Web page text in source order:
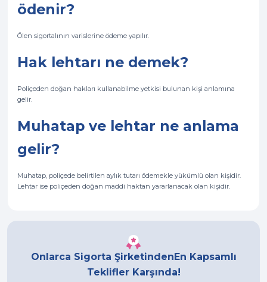
Onlarca Sigorta ŞirketindenEn Kapsamlı
Teklifler Karşında!
ödenir?
Ölen sigortalının varislerine ödeme yapılır.
Hak lehtarı ne demek?
Poliçeden doğan hakları kullanabilme yetkisi bulunan kişi anlamına
gelir.
Muhatap ve lehtar ne anlama
gelir?
Muhatap, poliçede belirtilen aylık tutarı ödemekle yükümlü olan kişidir.
Lehtar ise poliçeden doğan maddi haktan yararlanacak olan kişidir.